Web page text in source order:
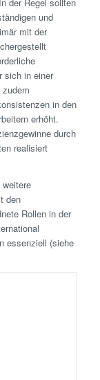
und
mit der
sich in einer
in den
erhöht.
durch
realisiert
den
Rollen in der
essenziell (siehe